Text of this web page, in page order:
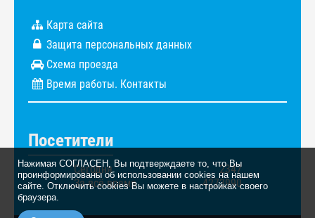
Нажимая СОГЛАСЕН, Вы подтверждаете то, что Вы
проинформированы об использовании cookies на нашем
сайте. Отключить cookies Вы можете в настройках своего
браузера.
Карта сайта
Защита персональных данных
Схема проезда
Время работы. Контакты
Посетители
Сегодня
2347
За всё время
4273990